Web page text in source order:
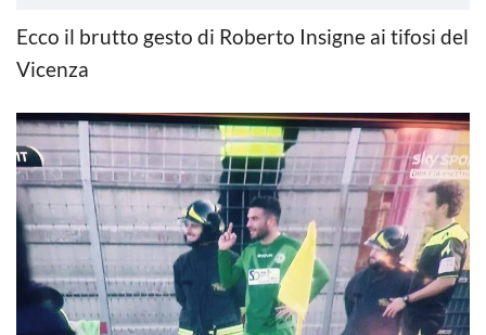
Ecco il brutto gesto di Roberto Insigne ai tifosi del
Vicenza